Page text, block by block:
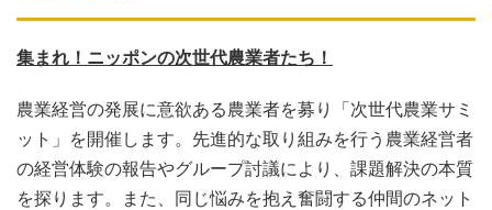
集まれ！ニッポンの次世代農業者たち！
農業経営の発展に意欲ある農業者を募り「次世代農業サミ
ット」を開催します。先進的な取り組みを行う農業経営者
の経営体験の報告やグループ討議により、課題解決の本質
を探ります。また、同じ悩みを抱え奮闘する仲間のネット